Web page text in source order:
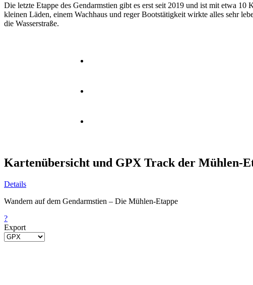
Die letzte Etappe des Gendarmstien gibt es erst seit 2019 und ist mit etwa
kleinen Läden, einem Wachhaus und reger Bootstätigkeit wirkte alles sehr
die Wasserstraße.
Kartenübersicht und GPX Track der Mühlen-
Details
Wandern auf dem Gendarmstien – Die Mühlen-Etappe
?
Export